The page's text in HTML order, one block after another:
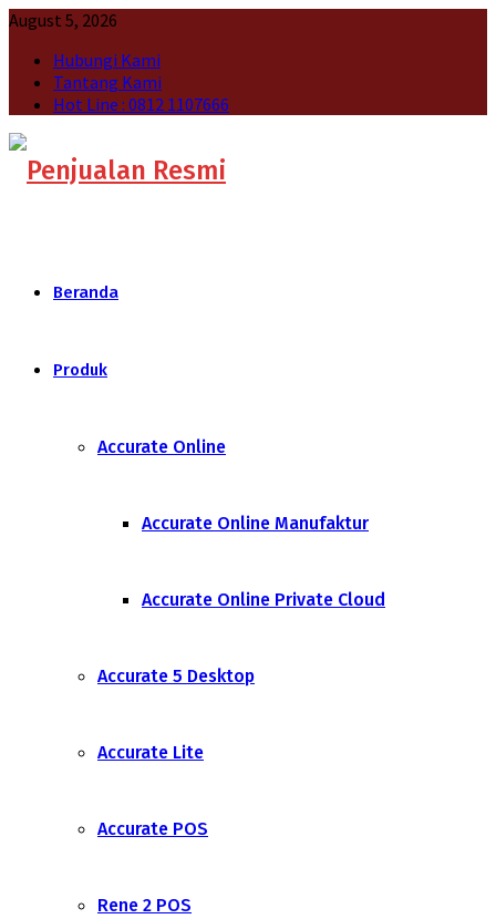
August 5, 2026
Hubungi Kami
Tantang Kami
Hot Line : 0812 1107666
Beranda
Produk
Accurate Online
Accurate Online Manufaktur
Accurate Online Private Cloud
Accurate 5 Desktop
Accurate Lite
Accurate POS
Rene 2 POS